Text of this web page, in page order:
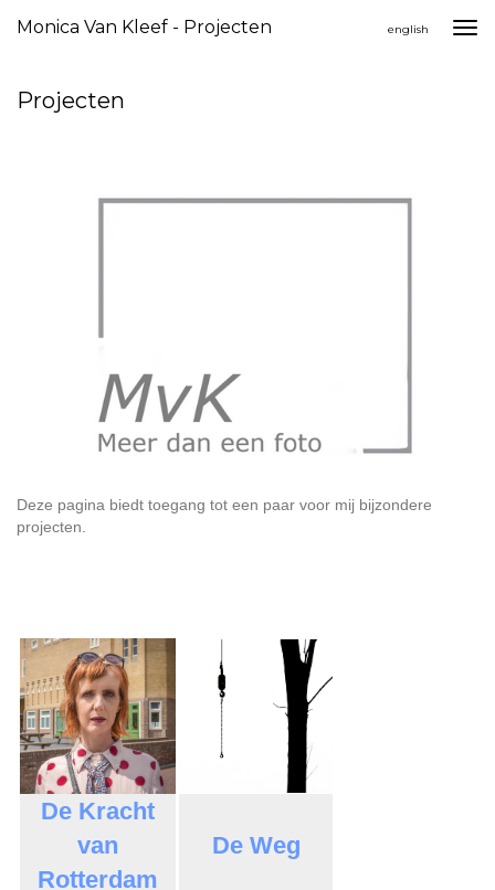
Monica Van Kleef - Projecten english
Projecten
Deze pagina biedt toegang tot een paar voor mij bijzondere
projecten.
De Kracht
van
Rotterdam
De Weg